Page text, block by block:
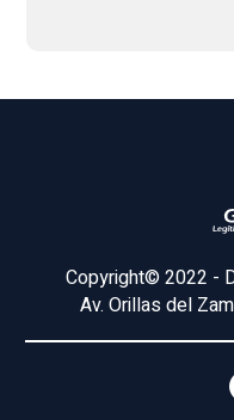
Copyright© 2022 -
Av. Orillas del